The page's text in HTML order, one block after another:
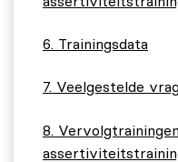
Trainingsdata
Veelgestelde